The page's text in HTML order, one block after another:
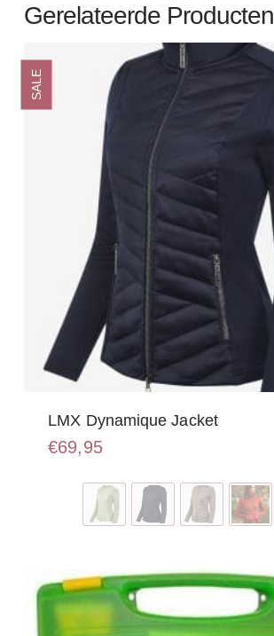
Gerelateerde Producten
SALE
LMX Dynamique Jacket
€69,95
product
meerdere
optie
kan
gekozen